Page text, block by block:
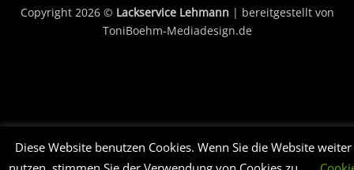
Copyright 2026 © Lackservice Lehmann | bereitgestellt von
ToniBoehm-Mediadesign.de
Diese Website benutzen Cookies. Wenn Sie die Website weiter